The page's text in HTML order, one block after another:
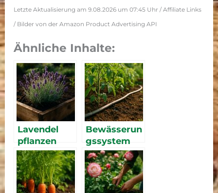
Letzte Aktualisierung am 9.08.2026 um 07:45 Uhr / Affiliate Links
/ Bilder von der Amazon Product Advertising API
Ähnliche Inhalte:
Lavendel
pflanzen
und pflegen:
Tipps für
Garten &
Balkon
Bewässerun
gssystem
2026 –
Tropfbewäs
serung und
Timer im